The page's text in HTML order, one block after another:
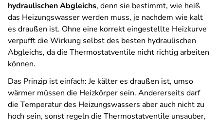
hydraulischen Abgleichs, denn sie bestimmt, wie heiß
das Heizungswasser werden muss, je nachdem wie kalt
es draußen ist. Ohne eine korrekt eingestellte Heizkurve
verpufft die Wirkung selbst des besten hydraulischen
Abgleichs, da die Thermostatventile nicht richtig arbeiten
können.
Das Prinzip ist einfach: Je kälter es draußen ist, umso
wärmer müssen die Heizkörper sein. Andererseits darf
die Temperatur des Heizungswassers aber auch nicht zu
hoch sein, sonst regeln die Thermostatventile unsauber,